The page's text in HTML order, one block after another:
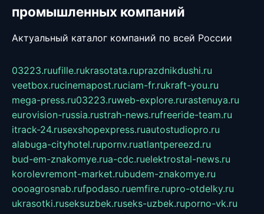
промышленных компаний
Актуальный каталог компаний по всей России
03223.ruufille.rukrasotata.ruprazdnikdushi.ru
veetbox.rucinemapost.ruciam-fr.rukraft-you.ru
mega-press.ru03223.ruweb-explore.rurastenuya.ru
eurovision-russia.rustrah-news.rufreeride-team.ru
itrack-24.rusexshopexpress.ruautostudiopro.ru
alabuga-cityhotel.rupornv.ruatlantpereezd.ru
bud-em-znakomye.rua-cdc.ruelektrostal-news.ru
korolevremont-market.rubudem-znakomye.ru
oooagrosnab.rufpodaso.ruemfire.rupro-otdelky.ru
ukrasotki.ruseksuzbek.ruseks-uzbek.ruporno-vk.ru